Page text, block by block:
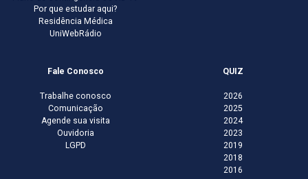
Por que estudar aqui?
Residência Médica
UniWebRádio
Fale Conosco
Trabalhe conosco
Comunicação
Agende sua visita
Ouvidoria
LGPD
QUIZ
2026
2025
2024
2023
2019
2018
2016